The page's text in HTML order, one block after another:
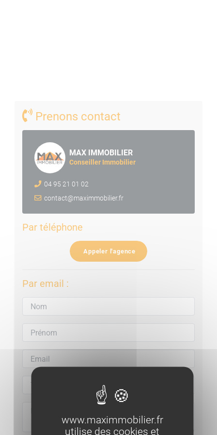
Prenons contact
MAX IMMOBILIER
Conseiller Immobilier
04 95 21 01 02
contact@maximmobilier.fr
Par téléphone
Appeler l'agence
Par email :
www.maximmobilier.fr
utilise des cookies et